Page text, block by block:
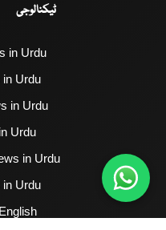
ٹیکنالوجی
in Urdu
Urdu
in Urdu
Urdu
in Urdu
in Urdu